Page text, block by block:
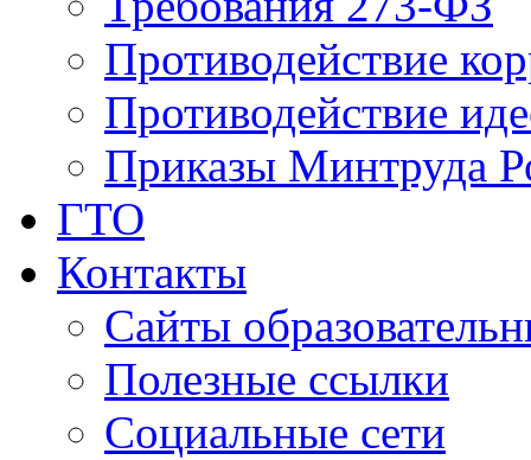
Противодействие
Противодействие
Приказы Минтруда
ГТО
Контакты
Сайты
Полезные ссылки
Социальные сети